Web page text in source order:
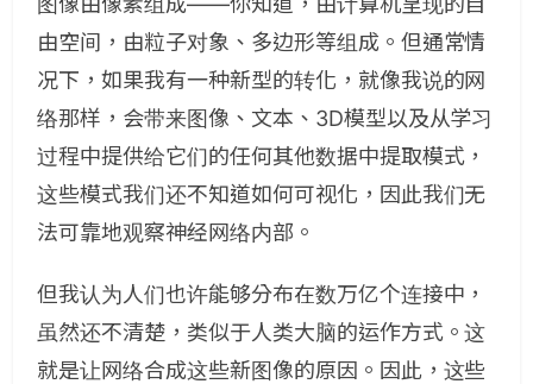
由空间，由粒子对象、多边形等组成。但通常情
况下，如果我有一种新型的转化，就像我说的网
络那样，会带来图像、文本、3D模型以及从学习
过程中提供给它们的任何其他数据中提取模式，
这些模式我们还不知道如何可视化，因此我们无
法可靠地观察神经网络内部。
但我认为人们也许能够分布在数万亿个连接中，
虽然还不清楚，类似于人类大脑的运作方式。这
就是让网络合成这些新图像的原因。因此，这些